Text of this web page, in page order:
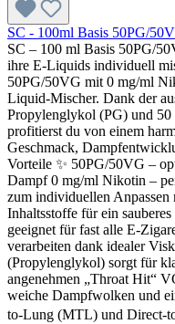
SC - 100ml Basis 50PG/
SC – 100 ml Basis 50PG/
ihre E-Liquids individuell
50PG/50VG mit 0 mg/ml
Liquid-Mischer. Dank der
Propylenglykol (PG) und
profitierst du von einem
Geschmack,
Vorteile ✨ 50PG/50VG –
Dampf 0 mg/ml Nikotin –
zum individuellen
Inhaltsstoffe für ein
geeignet für fast alle E-
verarbeiten dank idealer
(Propylenglykol) sorgt für
angenehmen „Throat Hit“
weiche Dampfwolken und
to-Lung (MTL) und Direct-